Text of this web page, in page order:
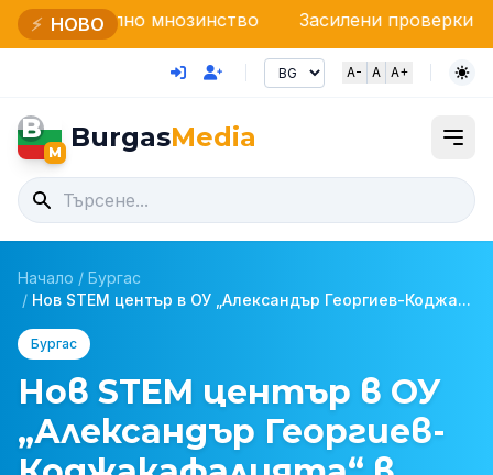
⚡ НОВО
мнозинство Засилени проверки на НАП и
A- A A+
B
M BurgasMedia
Начало / Бургас
/ Нов STEM център в ОУ „Александър Георгиев-Коджа...
Бургас
Нов STEM център в ОУ
„Александър Георгиев-